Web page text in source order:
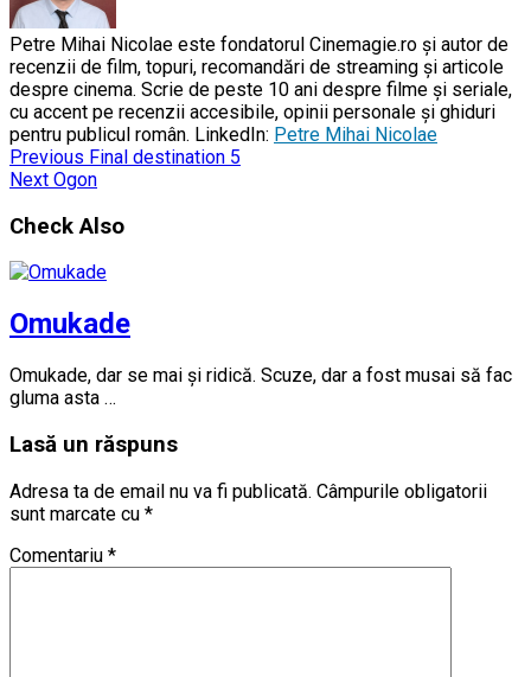
Petre Mihai Nicolae este fondatorul Cinemagie.ro și autor de
recenzii de film, topuri, recomandări de streaming și articole
despre cinema. Scrie de peste 10 ani despre filme și seriale,
cu accent pe recenzii accesibile, opinii personale și ghiduri
pentru publicul român. LinkedIn: Petre Mihai Nicolae
Previous Final destination 5
Next Ogon
Check Also
Omukade
Omukade, dar se mai și ridică. Scuze, dar a fost musai să fac
gluma asta …
Lasă un răspuns
Adresa ta de email nu va fi publicată. Câmpurile obligatorii
sunt marcate cu *
Comentariu *